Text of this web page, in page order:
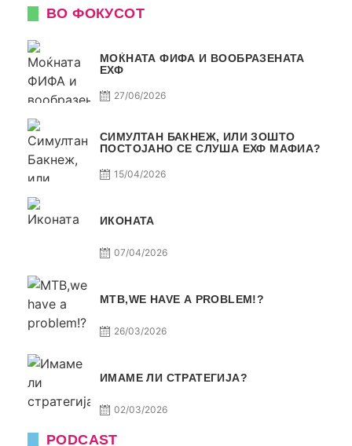
ВО ФОКУСОТ
МОЌНАТА ФИФА И ВООБРАЗЕНАТА
ЕХФ
27/06/2026
СИМУЛТАН БАКНЕЖ, ИЛИ ЗОШТО
ПОСТОЈАНО СЕ СЛУША ЕХФ МАФИА?
15/04/2026
ИКОНАТА
07/04/2026
МТВ,WE HAVE A PROBLEM!?
26/03/2026
ИМАМЕ ЛИ СТРАТЕГИЈА?
02/03/2026
PODCAST